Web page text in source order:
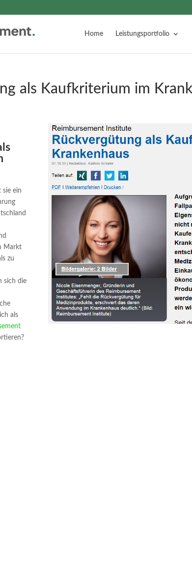
Home Leistungsportfolio
als Kaufkriterium im
sie ein
Markt
zu
sich die
als